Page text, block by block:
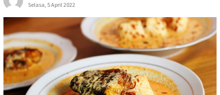
Selasa, 5 April 2022